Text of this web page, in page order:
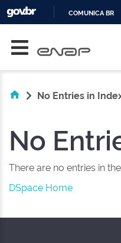
COMUNICA BR
No Entries in
No
There are no entries in
DSpace Home